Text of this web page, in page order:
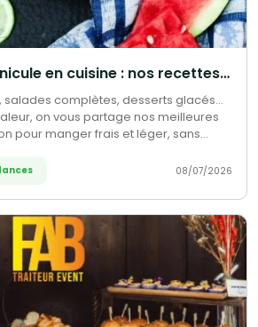
Survivre à la canicule en cuisine : nos recettes sans four qui sauvent l'été
salades complètes, desserts glacés...
on vous partage nos meilleures
pour manger frais et léger, sans
devant les fourneaux.
08/07/2026